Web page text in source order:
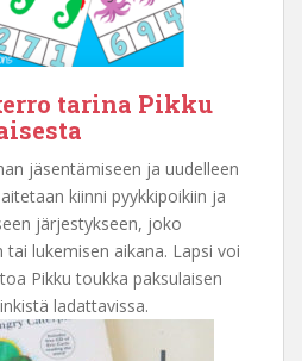
tarina Pikku
jäsentämiseen ja uudelleen
kiinni pyykkipoikiin ja
järjestykseen, joko
lukemisen aikana. Lapsi voi
Pikku toukka paksulaisen
ladattavissa.